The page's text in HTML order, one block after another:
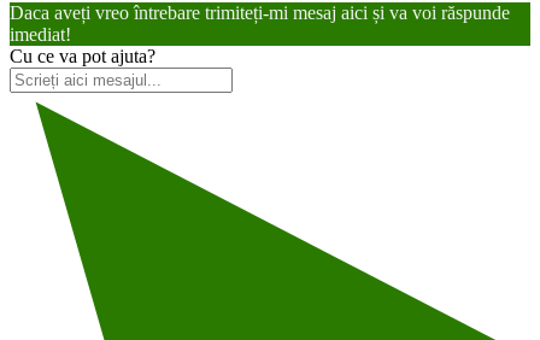
Daca aveți vreo întrebare trimiteți-mi mesaj aici și va voi răspunde
imediat!
Cu ce va pot ajuta?